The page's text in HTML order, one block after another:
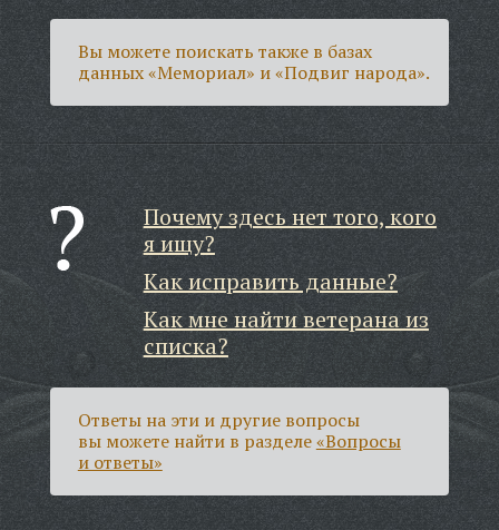
Вы можете поискать также в базах
данных «Мемориал» и «Подвиг народа».
Почему здесь нет того, кого
я ищу?
Как исправить данные?
Как мне найти ветерана из
списка?
Ответы на эти и другие вопросы
вы можете найти в разделе«Вопросы
и ответы»